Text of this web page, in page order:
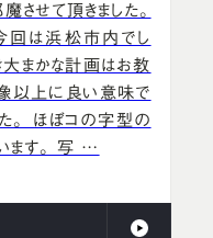
させて頂きました。
回は浜松市内でし
まかな計画はお教
以上に良い意味で
。 ほぼコの字型の
ます。 写 …